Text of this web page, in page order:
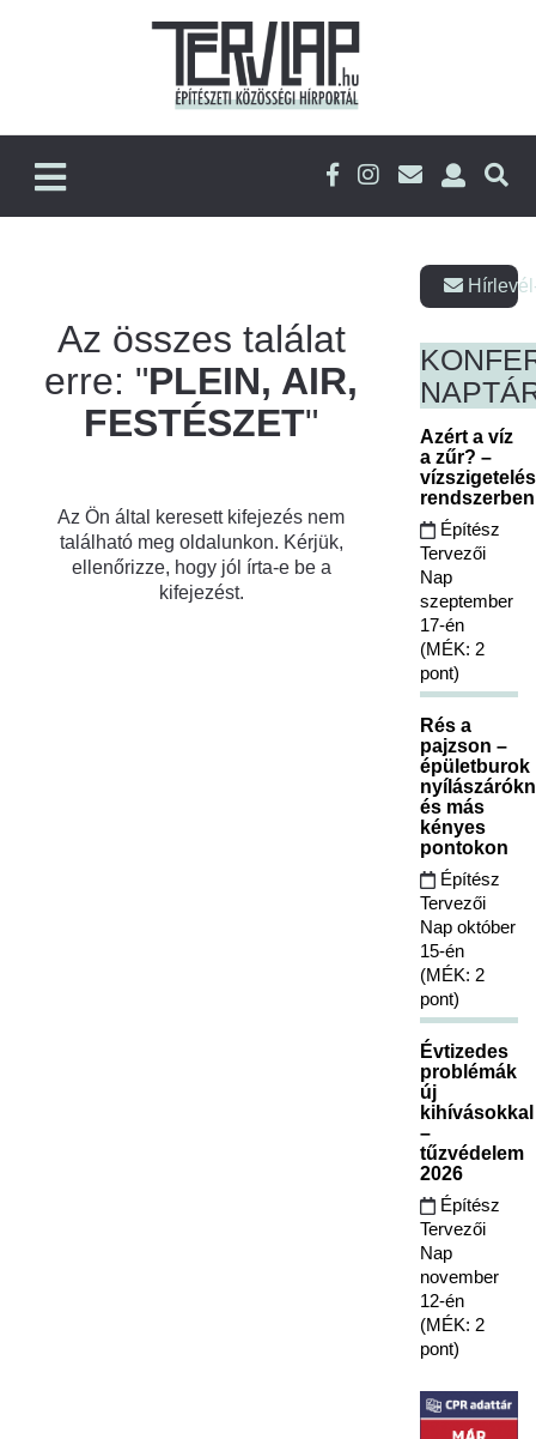
Az összes találat
erre: "PLEIN, AIR,
FESTÉSZET"
Az Ön által keresett kifejezés nem
található meg oldalunkon. Kérjük,
ellenőrizze, hogy jól írta-e be a
kifejezést.
Azért a víz
a zűr? –
Építész
Tervezői
Nap
szeptember
17-én
(MÉK: 2
pont)
Rés a
pajzson –
épületburok
és más
kényes
pontokon
Építész
Tervezői
Nap október
15-én
(MÉK: 2
pont)
Évtizedes
problémák
új
kihívásokkal
–
tűzvédelem
2026
Építész
Tervezői
Nap
november
12-én
(MÉK: 2
pont)